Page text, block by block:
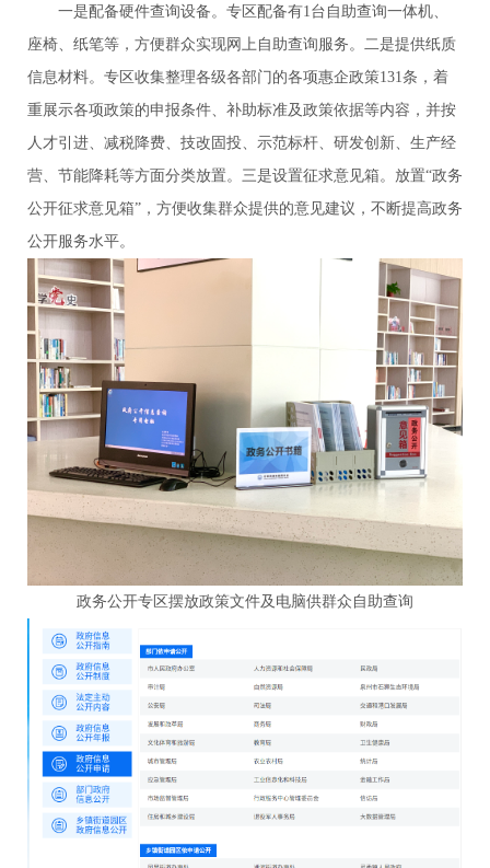
一是配备硬件查询设备。专区配备有1台自助查询一体机、
座椅、纸笔等，方便群众实现网上自助查询服务。二是提供纸质
信息材料。专区收集整理各级各部门的各项惠企政策131条，着
重展示各项政策的申报条件、补助标准及政策依据等内容，并按
人才引进、减税降费、技改固投、示范标杆、研发创新、生产经
营、节能降耗等方面分类放置。三是设置征求意见箱。放置“政务
公开征求意见箱”，方便收集群众提供的意见建议，不断提高政务
公开服务水平。
政务公开专区摆放政策文件及电脑供群众自助查询